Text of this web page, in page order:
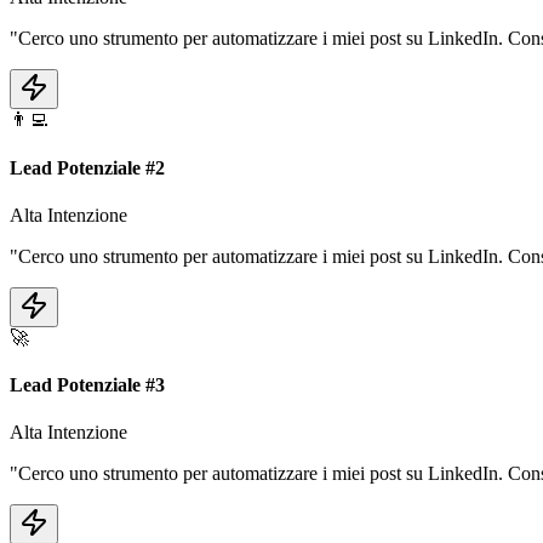
"Cerco uno strumento per automatizzare i miei post su LinkedIn.
👨‍💻
Lead Potenziale #2
Alta Intenzione
"Cerco uno strumento per automatizzare i miei post su LinkedIn.
🚀
Lead Potenziale #3
Alta Intenzione
"Cerco uno strumento per automatizzare i miei post su LinkedIn.